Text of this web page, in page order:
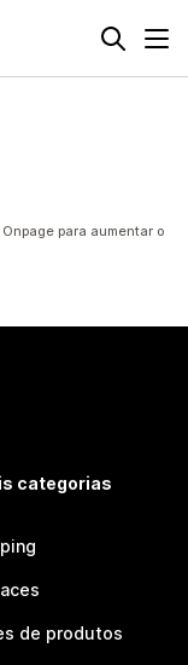
para aumentar o
categorias
de produtos